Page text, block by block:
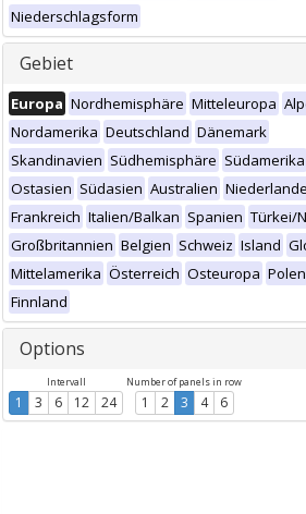
Niederschlagsform
Gebiet
Europa Nordhemisphäre Mitteleuropa
Nordamerika Deutschland Dänemark
Skandinavien Südhemisphäre Südamerika
Ostasien Südasien Australien Niederlande
Frankreich Italien/Balkan Spanien Türkei/
Großbritannien Belgien Schweiz Island
Mittelamerika Österreich Osteuropa Polen
Finnland
Options
Intervall
1 3 6 12 24
Number of panels in row
1 2 3 4 6